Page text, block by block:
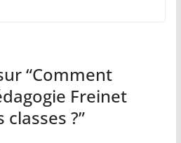
“Comment
Freinet
?”